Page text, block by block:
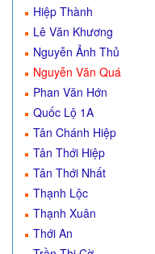
Hiệp Thành
Lê Văn Khương
Nguyễn Ảnh Thủ
Nguyễn Văn Quá
Phan Văn Hớn
Quốc Lộ 1A
Tân Chánh Hiệp
Tân Thới Hiệp
Tân Thới Nhất
Thạnh Lộc
Thạnh Xuân
Thới An